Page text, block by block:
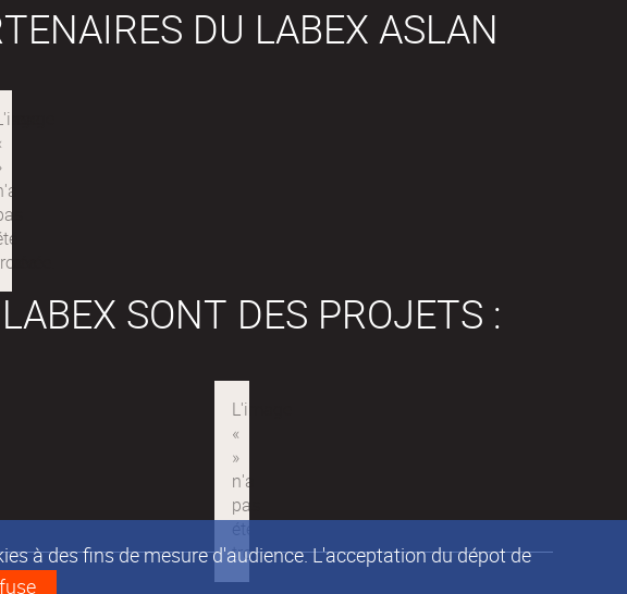
à des fins de mesure d'audience. L'acceptation du dépot de
DU LABEX ASLAN
SONT DES PROJETS :